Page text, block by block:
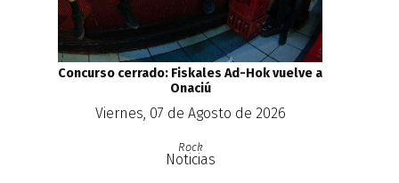
Concurso cerrado: Fiskales Ad-Hok vuelve a
Onaciú
Viernes, 07 de Agosto de 2026
Rock
Noticias